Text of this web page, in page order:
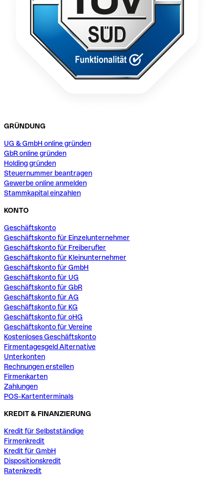
GRÜNDUNG
UG & GmbH online gründen
GbR online gründen
Holding gründen
Steuernummer beantragen
Gewerbe online anmelden
Stammkapital einzahlen
KONTO
Geschäftskonto
Geschäftskonto für Einzelunternehmer
Geschäftskonto für Freiberufler
Geschäftskonto für Kleinunternehmer
Geschäftskonto für GmbH
Geschäftskonto für UG
Geschäftskonto für GbR
Geschäftskonto für AG
Geschäftskonto für KG
Geschäftskonto für oHG
Geschäftskonto für Vereine
Kostenloses Geschäftskonto
Firmentagesgeld Alternative
Unterkonten
Rechnungen erstellen
Firmenkarten
Zahlungen
POS-Kartenterminals
KREDIT & FINANZIERUNG
Kredit für Selbstständige
Firmenkredit
Kredit für GmbH
Dispositionskredit
Ratenkredit